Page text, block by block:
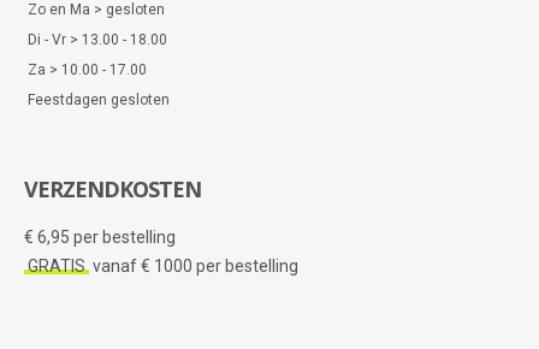
Zo en Ma > gesloten
Di - Vr > 13.00 - 18.00
Za > 10.00 - 17.00
Feestdagen gesloten
VERZENDKOSTEN
€ 6,95 per bestelling
GRATIS vanaf € 1000 per bestelling